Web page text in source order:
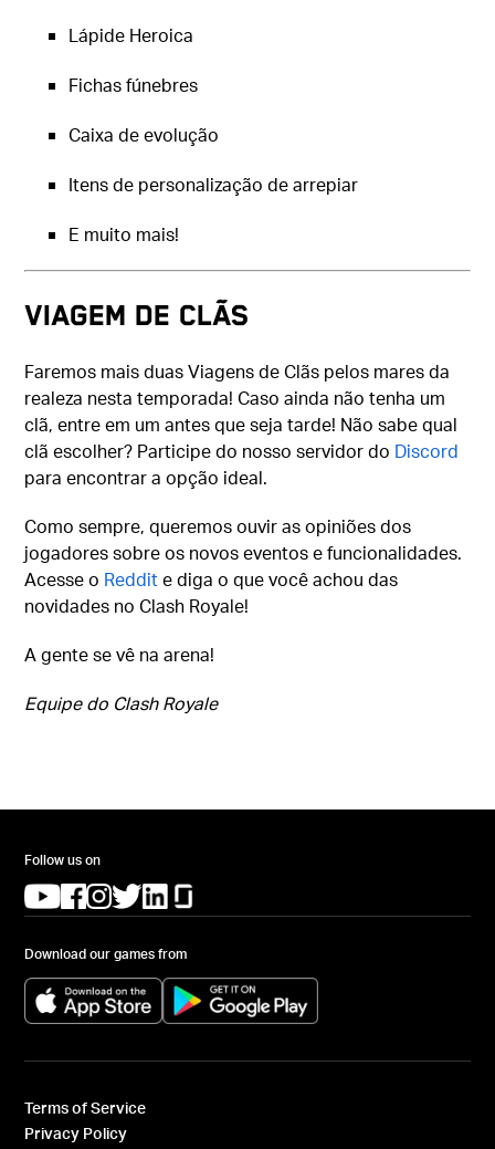
Lápide Heroica
Fichas fúnebres
Caixa de evolução
Itens de personalização de arrepiar
E muito mais!
VIAGEM DE CLÃS
Faremos mais duas Viagens de Clãs pelos mares da
realeza nesta temporada! Caso ainda não tenha um
clã, entre em um antes que seja tarde! Não sabe qual
clã escolher? Participe do nosso servidor do Discord
para encontrar a opção ideal.
Como sempre, queremos ouvir as opiniões dos
jogadores sobre os novos eventos e funcionalidades.
Acesse o Reddite diga o que você achou das
novidades no Clash Royale!
A gente se vê na arena!
Equipe do Clash Royale
Follow us on
(opens in a new tab)
(opens in a new tab)
(opens in a new tab)
(opens in a new tab)
(opens in a new tab)
Download our games from
(opens in a new tab) (opens in a new tab)
Terms of Service
Privacy Policy